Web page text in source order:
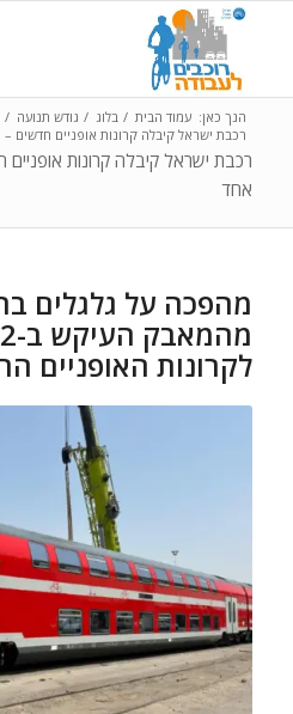
רכבת ישראל קיבלה קרונות
אחד
הנך כאן: עמוד הבית / בלוג / גודש תנועה /
רכבת ישראל קיבלה קרונות אופניים חדשים
מהפכה על גלגלים
לקרונות האופניים